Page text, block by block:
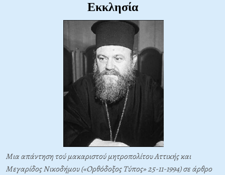
Εκκλησία
Μια απάντηση τού μακαριστού μητροπολίτου Αττικής και
Μεγαρίδος Νικοδήμου («Ορθόδοξος Τύπος» 25-11-1994) σε άρθρο